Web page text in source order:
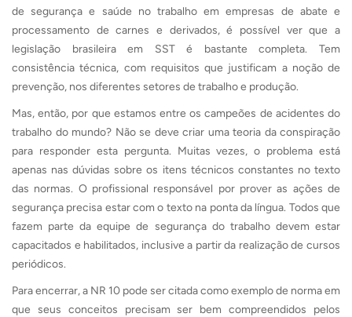
de segurança e saúde no trabalho em empresas de abate e
processamento de carnes e derivados, é possível ver que a
legislação brasileira em SST é bastante completa. Tem
consistência técnica, com requisitos que justificam a noção de
prevenção, nos diferentes setores de trabalho e produção.
Mas, então, por que estamos entre os campeões de acidentes do
trabalho do mundo? Não se deve criar uma teoria da conspiração
para responder esta pergunta. Muitas vezes, o problema está
apenas nas dúvidas sobre os itens técnicos constantes no texto
das normas. O profissional responsável por prover as ações de
segurança precisa estar com o texto na ponta da língua. Todos que
fazem parte da equipe de segurança do trabalho devem estar
capacitados e habilitados, inclusive a partir da realização de cursos
periódicos.
Para encerrar, a NR 10 pode ser citada como exemplo de norma em
que seus conceitos precisam ser bem compreendidos pelos